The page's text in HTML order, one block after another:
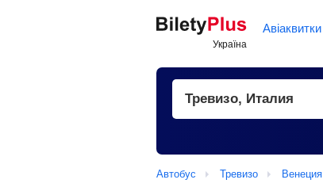
Авіаквитки
Автобус Тревизо Венеция